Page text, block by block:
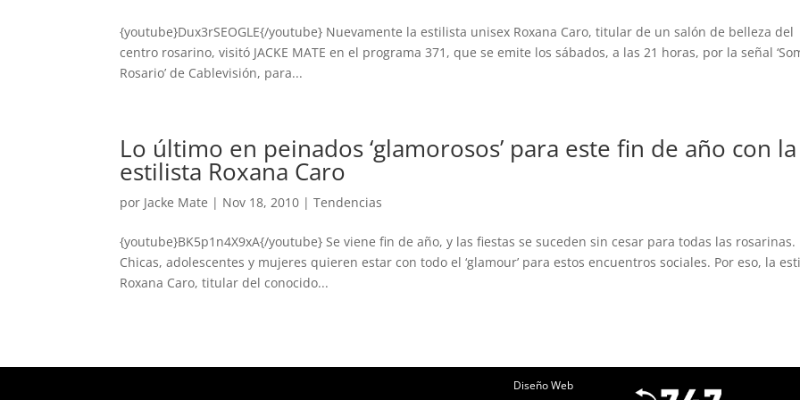
{youtube}Dux3rSEOGLE{/youtube} Nuevamente la estilista unisex Roxana Caro, titular de un salón de belleza del
centro rosarino, visitó JACKE MATE en el programa 371, que se emite los sábados, a las 21 horas, por la señal
Rosario’ de Cablevisión, para...
Lo último en peinados ‘glamorosos’ para este fin de año con la
estilista Roxana Caro
por Jacke Mate | Nov 18, 2010 |Tendencias
{youtube}BK5p1n4X9xA{/youtube} Se viene fin de año, y las fiestas se suceden sin cesar para todas las rosarinas.
Chicas, adolescentes y mujeres quieren estar con todo el ‘glamour’ para estos encuentros sociales. Por eso, la
Roxana Caro, titular del conocido...
Diseño Web